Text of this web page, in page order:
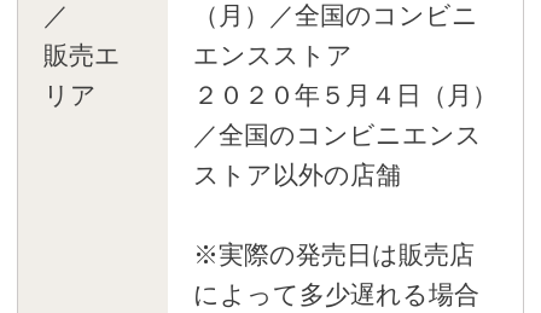
／
販売エ
リア
（月）／全国のコンビニ
エンスストア
２０２０年５月４日（月）
／全国のコンビニエンス
ストア以外の店舗
※実際の発売日は販売店
によって多少遅れる場合